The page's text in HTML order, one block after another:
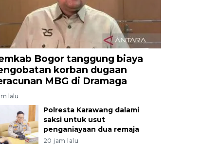
Bogor tanggung biaya
korban dugaan
MBG di Dramaga
lalu
Polresta Karawang dalami
saksi untuk usut
penganiayaan dua remaja
20 jam lalu